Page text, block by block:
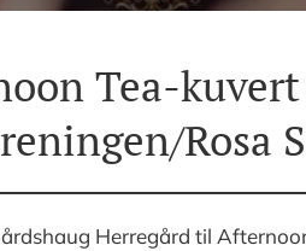
Tea-
Rosa
Herregård til